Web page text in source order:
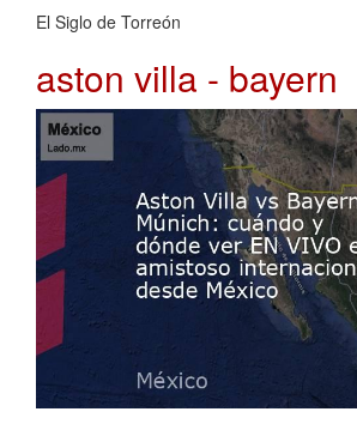
El Siglo de Torreón
aston villa - bayern